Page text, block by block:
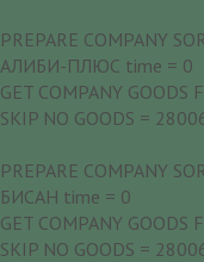
PREPARE COMPANY
АЛИБИ-ПЛЮС time = 0
GET COMPANY GOODS
SKIP NO GOODS =
PREPARE COMPANY
БИСАН time = 0
GET COMPANY GOODS
SKIP NO GOODS =